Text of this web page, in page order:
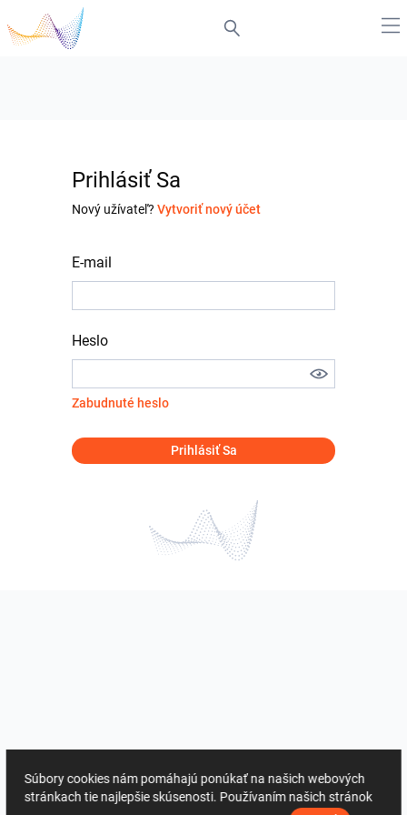
Prihlásiť Sa
Nový užívateľ? Vytvoriť nový účet
E-mail
Heslo
Zabudnuté heslo
Prihlásiť Sa
Súbory cookies nám pomáhajú ponúkať na našich webových
stránkach tie najlepšie skúsenosti. Používaním našich stránok